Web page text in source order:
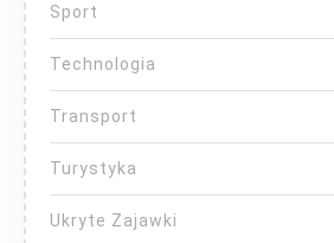
Sport
Technologia
Transport
Turystyka
Ukryte Zajawki